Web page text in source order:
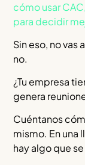
cómo usar
para decidir
Sin eso, no vas
no.
¿Tu empresa
genera
Cuéntanos
mismo. En una
hay algo que